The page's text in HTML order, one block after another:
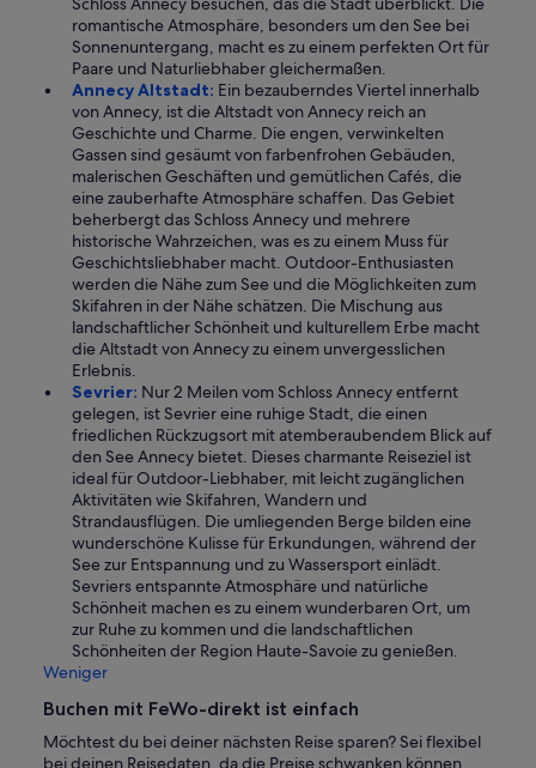
romantische Atmosphäre, besonders um den See bei
Sonnenuntergang, macht es zu einem perfekten Ort für
Paare und Naturliebhaber gleichermaßen.
Annecy Altstadt: Ein bezauberndes Viertel innerhalb
von Annecy, ist die Altstadt von Annecy reich an
Geschichte und Charme. Die engen, verwinkelten
Gassen sind gesäumt von farbenfrohen Gebäuden,
malerischen Geschäften und gemütlichen Cafés, die
eine zauberhafte Atmosphäre schaffen. Das Gebiet
beherbergt das Schloss Annecy und mehrere
historische Wahrzeichen, was es zu einem Muss für
Geschichtsliebhaber macht. Outdoor-Enthusiasten
werden die Nähe zum See und die Möglichkeiten zum
Skifahren in der Nähe schätzen. Die Mischung aus
landschaftlicher Schönheit und kulturellem Erbe macht
die Altstadt von Annecy zu einem unvergesslichen
Erlebnis.
Sevrier: Nur 2 Meilen vom Schloss Annecy entfernt
gelegen, ist Sevrier eine ruhige Stadt, die einen
friedlichen Rückzugsort mit atemberaubendem Blick auf
den See Annecy bietet. Dieses charmante Reiseziel ist
ideal für Outdoor-Liebhaber, mit leicht zugänglichen
Aktivitäten wie Skifahren, Wandern und
Strandausflügen. Die umliegenden Berge bilden eine
wunderschöne Kulisse für Erkundungen, während der
See zur Entspannung und zu Wassersport einlädt.
Sevriers entspannte Atmosphäre und natürliche
Schönheit machen es zu einem wunderbaren Ort, um
zur Ruhe zu kommen und die landschaftlichen
Schönheiten der Region Haute-Savoie zu genießen.
Weniger
Buchen mit FeWo-direkt ist einfach
Möchtest du bei deiner nächsten Reise sparen? Sei flexibel
bei deinen Reisedaten, da die Preise schwanken können.